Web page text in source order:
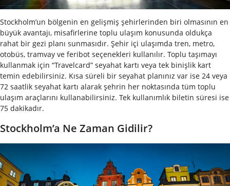
Stockholm’un bölgenin en gelişmiş şehirlerinden biri olmasının en
büyük avantajı, misafirlerine toplu ulaşım konusunda oldukça
rahat bir gezi planı sunmasıdır. Şehir içi ulaşımda tren, metro,
otobüs, tramvay ve feribot seçenekleri kullanılır. Toplu taşımayı
kullanmak için “Travelcard” seyahat kartı veya tek binişlik kart
temin edebilirsiniz. Kısa süreli bir seyahat planınız var ise 24 veya
72 saatlik seyahat kartı alarak şehrin her noktasında tüm toplu
ulaşım araçlarını kullanabilirsiniz. Tek kullanımlık biletin süresi ise
75 dakikadır.
Stockholm’a Ne Zaman Gidilir?